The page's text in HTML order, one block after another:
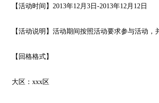
【活动时间】2013年12月3日-2013年12月12日
【活动说明】活动期间按照活动要求参与活动，
【回格格式】
大区：xxx区